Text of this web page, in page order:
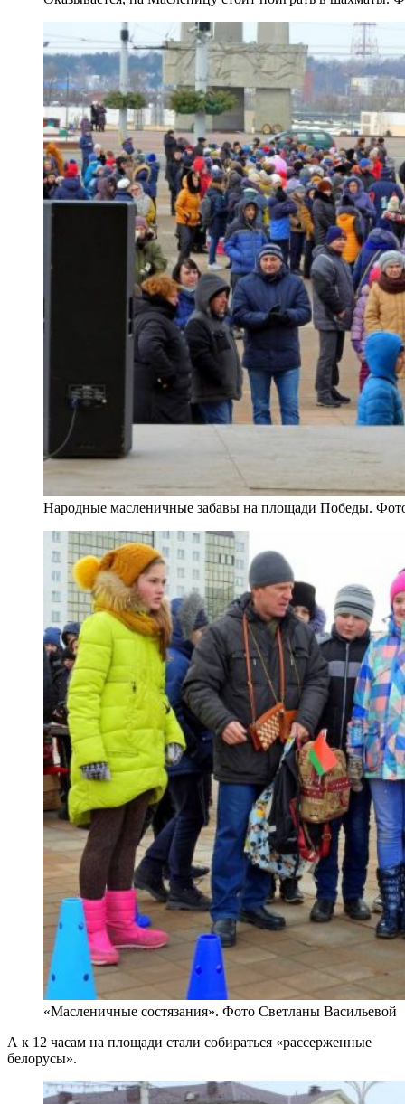
Народные масленичные забавы на площади Победы.
«Масленичные состязания». Фото Светланы Васильевой
А к 12 часам на площади стали собираться «рассерженные
белорусы».